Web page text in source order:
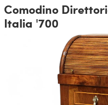
Comodino
Italia '700